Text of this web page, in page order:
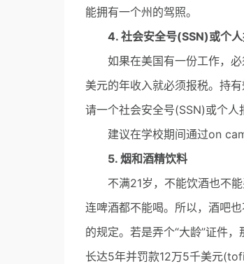
能拥有一个州的驾照。
4. 社会安全号(SSN)或个
如果在美国有一份工作，必
美元的年收入就必须报税。持
请一个社会安全号(SSN)或个人
建议在学校期间通过on
5. 烟和酒精饮料
不满21岁，不能饮酒也不能
连啤酒都不能喝。所以，酒吧
的规定。若是弄个“大龄”证件
长达5年并罚款12万5千美元